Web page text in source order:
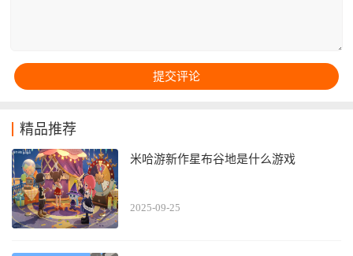
精品推荐
米哈游新作星布谷地是什么游戏
2025-09-25